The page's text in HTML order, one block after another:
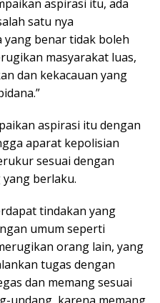
aspirasi itu, ada
satu nya
yang benar tidak boleh
masyarakat luas,
dan kekacauan yang
aspirasi itu dengan
aparat kepolisian
sesuai dengan
berlaku.
tindakan yang
umum seperti
orang lain, yang
tugas dengan
dan memang sesuai